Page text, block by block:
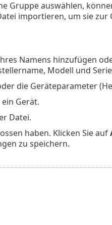
Gruppe auswählen,
importieren, um sie
Namens hinzufügen
Modell und
die Geräteparameter
Gerät.
Datei.
haben. Klicken Sie auf
zu speichern.